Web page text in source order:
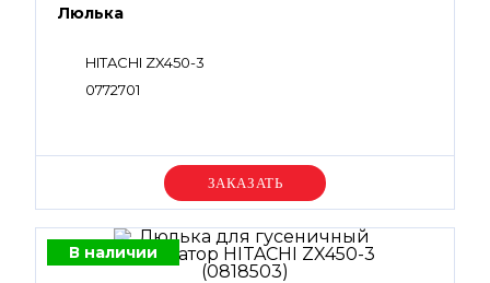
Люлька
HITACHI ZX450-3
0772701
Уточняйте цену
В наличии